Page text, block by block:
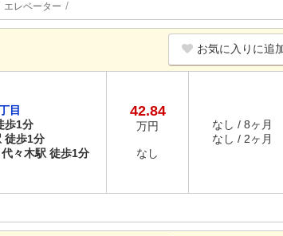
エレベーター
お気に入りに追
目
歩1分
徒歩1分
々木駅 徒歩1分
42.84
万円
なし
なし / 8ヶ月
なし / 2ヶ月